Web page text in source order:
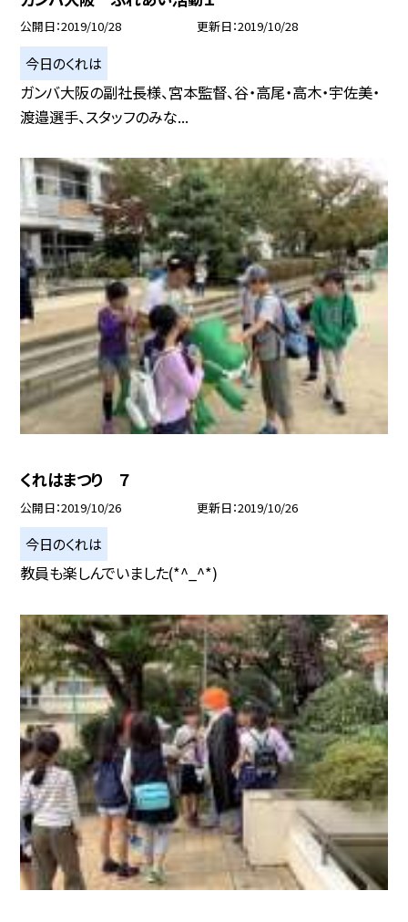
公開日 2019/10/28 更新日 2019/10/28
今日のくれは
ガンバ大阪の副社長様、宮本監督、谷・高尾・高木・宇佐美・
渡邉選手、スタッフのみな...
くれはまつり ７
公開日 2019/10/26 更新日 2019/10/26
今日のくれは
教員も楽しんでいました(*^_^*)